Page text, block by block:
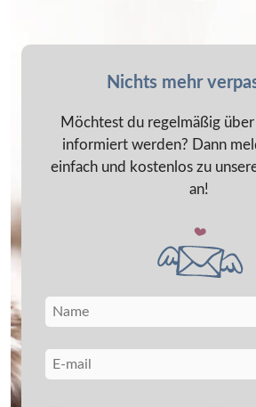
Nichts mehr
Möchtest du regelmäßig
informiert werden? Dann
einfach und kostenlos zu
an!